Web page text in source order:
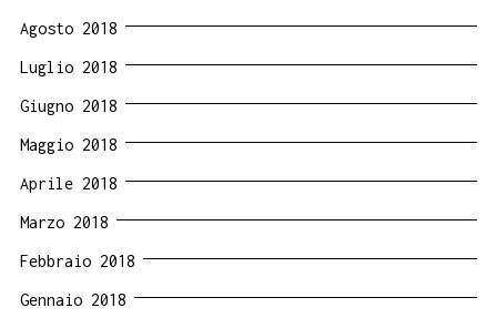
Agosto 2018
Luglio 2018
Giugno 2018
Maggio 2018
Aprile 2018
Marzo 2018
Febbraio 2018
Gennaio 2018